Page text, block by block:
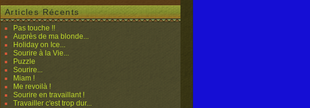
Articles Récents
Pas touche !!
Auprès de ma blonde...
Holiday on Ice...
Sourire à la Vie...
Puzzle
Sourire...
Miam !
Me revoilà !
Sourire en travaillant !
Travailler c'est trop dur...